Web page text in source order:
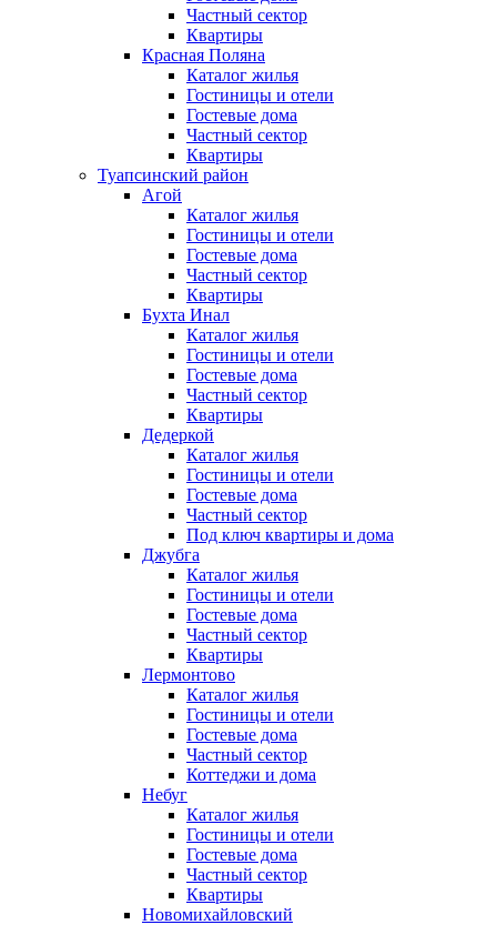
Частный сектор
Квартиры
Красная Поляна
Каталог жилья
Гостиницы и отели
Гостевые дома
Частный сектор
Квартиры
Туапсинский район
Агой
Каталог жилья
Гостиницы и отели
Гостевые дома
Частный сектор
Квартиры
Бухта Инал
Каталог жилья
Гостиницы и отели
Гостевые дома
Частный сектор
Квартиры
Дедеркой
Каталог жилья
Гостиницы и отели
Гостевые дома
Частный сектор
Под ключ квартиры и дома
Джубга
Каталог жилья
Гостиницы и отели
Гостевые дома
Частный сектор
Квартиры
Лермонтово
Каталог жилья
Гостиницы и отели
Гостевые дома
Частный сектор
Коттеджи и дома
Небуг
Каталог жилья
Гостиницы и отели
Гостевые дома
Частный сектор
Квартиры
Новомихайловский